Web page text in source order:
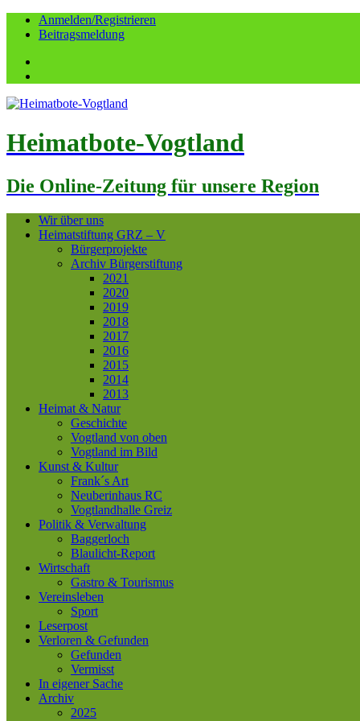
Anmelden/Registrieren
Beitragsmeldung
Heimatbote-Vogtland
Die Online-Zeitung für unsere Region
Wir über uns
Heimatstiftung GRZ – V
Bürgerprojekte
Archiv Bürgerstiftung
2021
2020
2019
2018
2017
2016
2015
2014
2013
Heimat & Natur
Geschichte
Vogtland von oben
Vogtland im Bild
Kunst & Kultur
Frank´s Art
Neuberinhaus RC
Vogtlandhalle Greiz
Politik & Verwaltung
Baggerloch
Blaulicht-Report
Wirtschaft
Gastro & Tourismus
Vereinsleben
Sport
Leserpost
Verloren & Gefunden
Gefunden
Vermisst
In eigener Sache
Archiv
2025